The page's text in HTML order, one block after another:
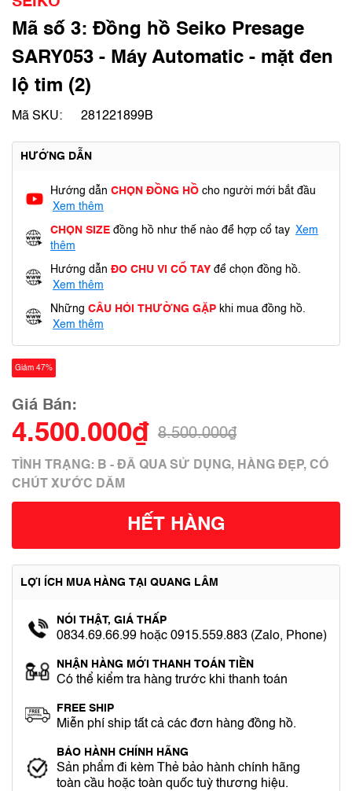
Mã số 3: Đồng hồ Seiko Presage
SARY053 - Máy Automatic - mặt đen
lộ tim (2)
Mã SKU: 281221899B
HƯỚNG DẪN
Hướng dẫn CHỌN ĐỒNG HỒ cho người mới bắt đầu
Xem thêm
CHỌN SIZE đồng hồ như thế nào để hợp cổ tay Xem
thêm
Hướng dẫn ĐO CHU VI CỔ TAY để chọn đồng hồ.
Xem thêm
Những CÂU HỎI THƯỜNG GẶP khi mua đồng hồ.
Xem thêm
Giảm 47%
Giá Bán:
4.500.000₫ 8.500.000₫
TÌNH TRẠNG: B - ĐÃ QUA SỬ DỤNG, HÀNG ĐẸP, CÓ
CHÚT XƯỚC DĂM
HẾT HÀNG
LỢI ÍCH MUA HÀNG TẠI QUANG LÂM
NÓI THẬT, GIÁ THẤP
0834.69.66.99 hoặc 0915.559.883 (Zalo, Phone)
NHẬN HÀNG MỚI THANH TOÁN TIỀN
Có thể kiểm tra hàng trước khi thanh toán
FREE SHIP
Miễn phí ship tất cả các đơn hàng đồng hồ.
BẢO HÀNH CHÍNH HÃNG
Sản phẩm đi kèm Thẻ bảo hành chính hãng
toàn cầu hoặc toàn quốc tuỳ thương hiệu.